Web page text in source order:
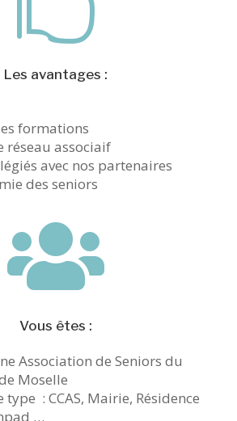
Les avantages :
formations
réseau associaif
avec nos partenaires
des seniors

Vous êtes :
Association de Seniors du
Moselle
: CCAS, Mairie, Résidence
…